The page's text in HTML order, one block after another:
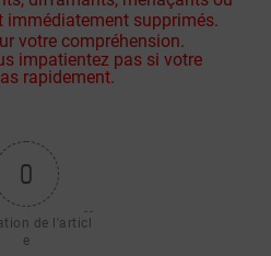
immédiatement supprimés.
votre compréhension.
impatientez pas si votre
rapidement.
0
de l'articl
e